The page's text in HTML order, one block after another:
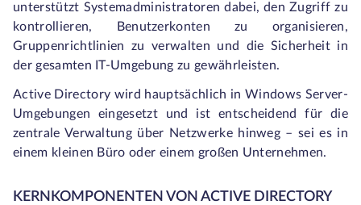
unterstützt Systemadministratoren dabei, den Zugriff zu
kontrollieren, Benutzerkonten zu organisieren,
Gruppenrichtlinien zu verwalten und die Sicherheit in
der gesamten IT-Umgebung zu gewährleisten.
Active Directory wird hauptsächlich in Windows Server-
Umgebungen eingesetzt und ist entscheidend für die
zentrale Verwaltung über Netzwerke hinweg – sei es in
einem kleinen Büro oder einem großen Unternehmen.
KERNKOMPONENTEN VON ACTIVE DIRECTORY